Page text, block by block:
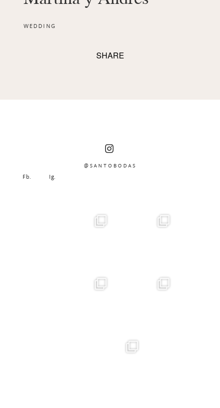
WEDDING
SHARE
@SANTOBODAS